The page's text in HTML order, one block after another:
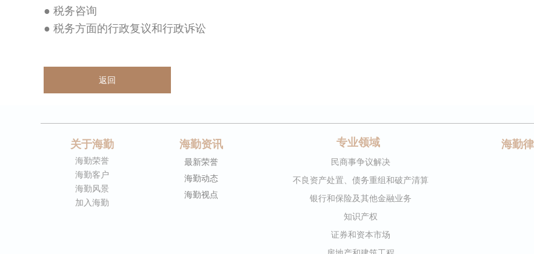
● 税务咨询
● 税务方面的行政复议和行政诉讼
返回
关于海勤
海勤荣誉
海勤客户
海勤风景
加入海勤
海勤资讯
最新荣誉
海勤动态
海勤视点
专业领域
民商事争议解决
不良资产处置、债务重组和破产清算
银行和保险及其他金融业务
知识产权
证券和资本市场
海勤